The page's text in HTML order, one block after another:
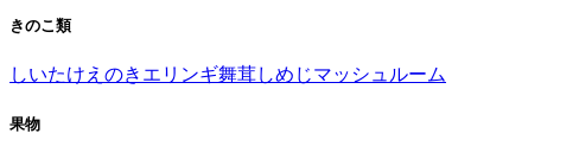
きのこ類
しいたけ えのき エリンギ舞茸しめじマッシュルーム
果物